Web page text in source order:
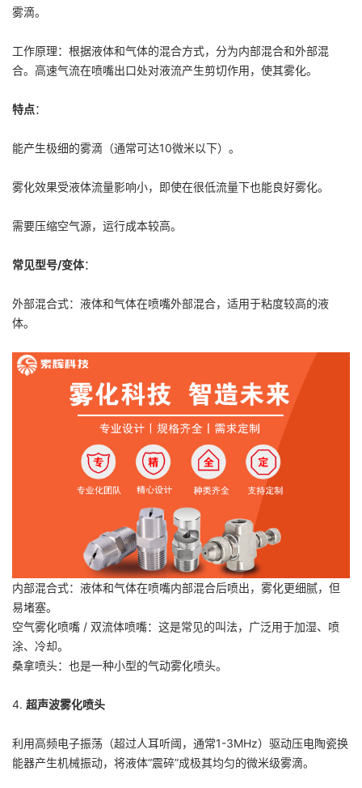
雾滴。
工作原理：根据液体和气体的混合方式，分为内部混合和外部混
合。高速气流在喷嘴出口处对液流产生剪切作用，使其雾化。
特点：
能产生极细的雾滴（通常可达10微米以下）。
雾化效果受液体流量影响小，即使在很低流量下也能良好雾化。
需要压缩空气源，运行成本较高。
常见型号/变体：
外部混合式：液体和气体在喷嘴外部混合，适用于粘度较高的液
体。
内部混合式：液体和气体在喷嘴内部混合后喷出，雾化更细腻，但
易堵塞。
空气雾化喷嘴 / 双流体喷嘴：这是常见的叫法，广泛用于加湿、喷
涂、冷却。
桑拿喷头：也是一种小型的气动雾化喷头。
4. 超声波雾化喷头
利用高频电子振荡（超过人耳听阈，通常1-3MHz）驱动压电陶瓷换
能器产生机械振动，将液体“震碎”成极其均匀的微米级雾滴。